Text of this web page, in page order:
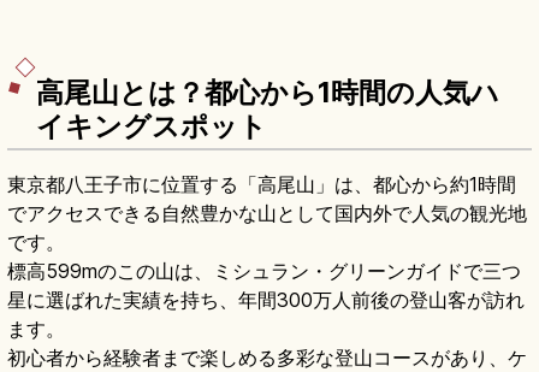
高尾山とは？都心から1時間の人気ハ
イキングスポット
東京都八王子市に位置する「高尾山」は、都心から約1時間
でアクセスできる自然豊かな山として国内外で人気の観光地
です。
標高599mのこの山は、ミシュラン・グリーンガイドで三つ
星に選ばれた実績を持ち、年間300万人前後の登山客が訪れ
ます。
初心者から経験者まで楽しめる多彩な登山コースがあり、ケ